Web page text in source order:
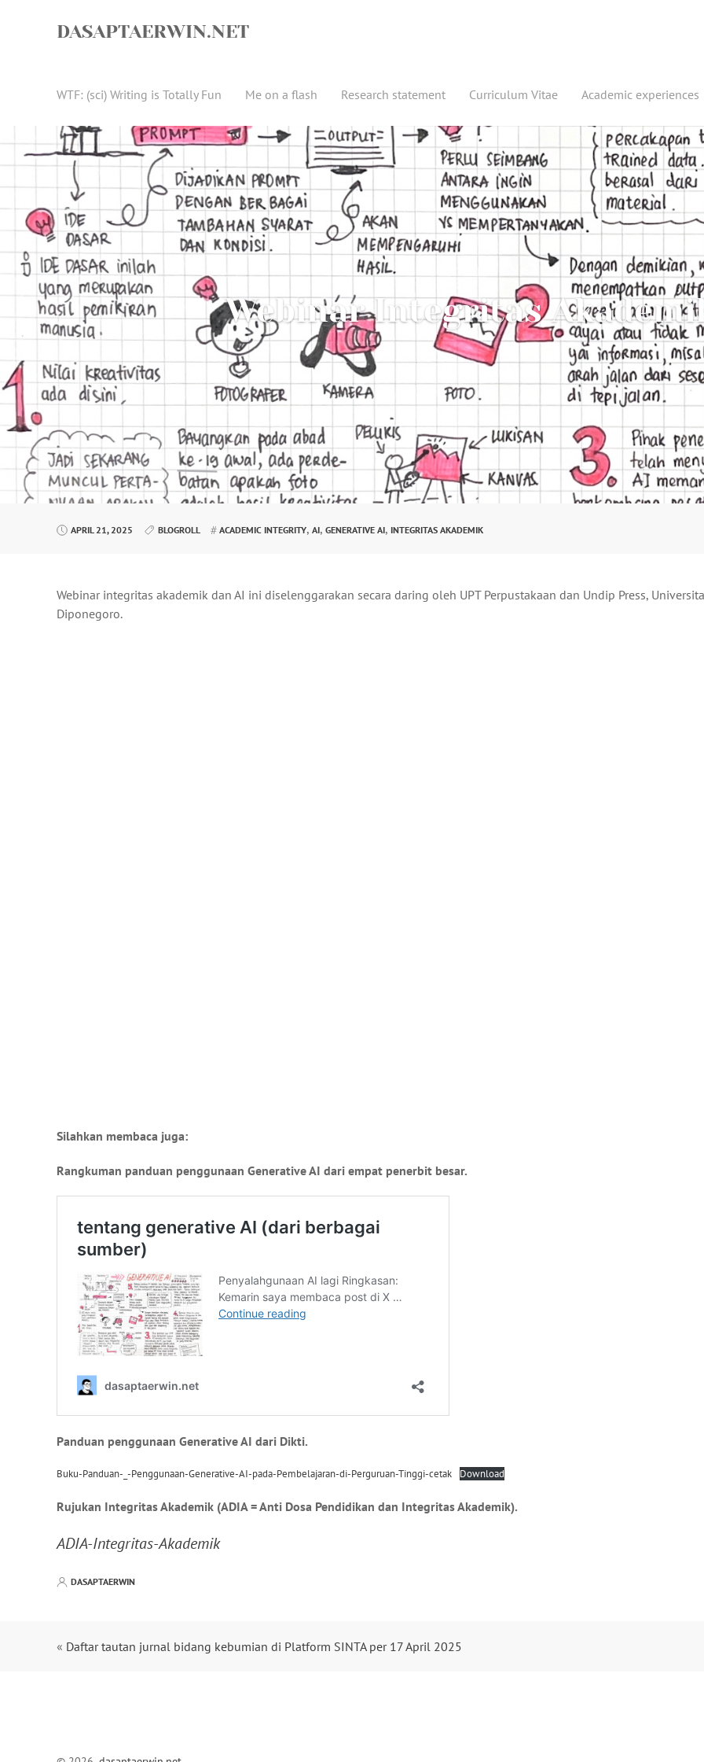
DASAPTAERWIN.NET
WTF: (sci) Writing is Totally Fun Me on a flash Research statement Curriculum Vitae Academic experiences
Webinar Integritas
APRIL 21, 2025 BLOGROLL ACADEMIC INTEGRITY, AI, GENERATIVE AI, INTEGRITAS AKADEMIK
Webinar integritas akademik dan AI ini diselenggarakan secara daring oleh UPT Perpustakaan dan Undip Press,
Diponegoro.
Silahkan membaca juga:
Rangkuman panduan penggunaan Generative AI dari empat penerbit besar.
Panduan penggunaan Generative AI dari Dikti.
Buku-Panduan-_-Penggunaan-Generative-AI-pada-Pembelajaran-di-Perguruan-Tinggi-cetak Download
Rujukan Integritas Akademik (ADIA = Anti Dosa Pendidikan dan Integritas Akademik).
ADIA-Integritas-Akademik
DASAPTAERWIN
« Daftar tautan jurnal bidang kebumian di Platform SINTA per 17 April 2025